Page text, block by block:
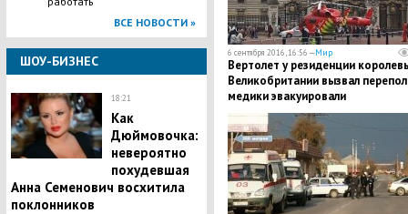
ВСЕ НОВОСТИ »
ШОУ-БИЗНЕС
18:21
Как
Дюймовочка:
невероятно
похудевшая
Анна Семенович восхитила
поклонников
6 сентября 2016, 16:56 —Мир
Вертолет у резиденции
Великобритании вызвал
медики эвакуировали
пострадавшего в ДТП
велосипедиста - Елизавета II в
порядке